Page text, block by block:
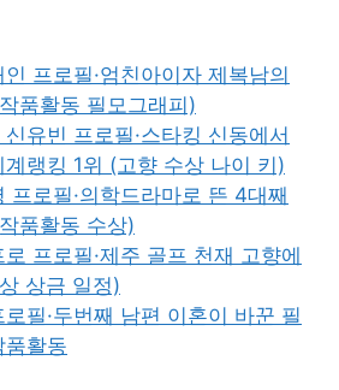
프로필·엄친아이자 제복남의
품활동 필모그래피)
유빈 프로필·스타킹 신동에서
계랭킹 1위 (고향 수상 나이 키)
프로필·의학드라마로 뜬 4대째
품활동 수상)
프로필·제주 골프 천재 고향에
상금 일정)
필·두번째 남편 이혼이 바꾼 필
품활동